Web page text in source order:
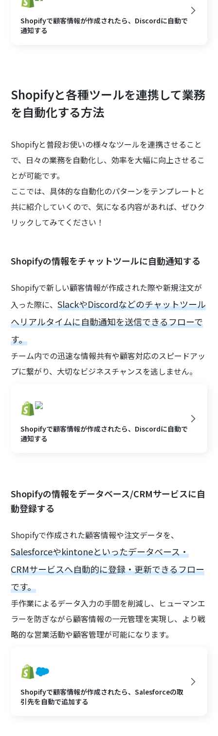
Shopifyで顧客情報が作成されたら、Discordに自動で
通知する
Shopifyと各種ツールを連携して業務
を自動化する方法
Shopifyと普段お使いの様々なツールを連携させること
で、日々の業務を自動化し、効率を大幅に向上させるこ
とが可能です。
ここでは、具体的な自動化のパターンをテンプレートと
共に紹介していくので、気になる内容があれば、ぜひク
リックしてみてください！
Shopifyの情報をチャットツールに自動通知する
Shopifyで新しい顧客情報が作成された際や新規注文が
入った際に、SlackやDiscordなどのチャットツール
へリアルタイムに自動通知を送信できるフローで
す。
チーム内での迅速な情報共有や顧客対応のスピードアッ
プに繋がり、大切なビジネスチャンスを逃しません。
Shopifyで顧客情報が作成されたら、Discordに自動で
通知する
Shopifyの情報をデータベース/CRMサービスに自
動登録する
Shopifyで作成された顧客情報や注文データを、
Salesforceやkintoneといったデータベース・
CRMサービスへ自動的に登録・更新できるフロー
です。
手作業によるデータ入力の手間を削減し、ヒューマンエ
ラーを防ぎながら顧客情報の一元管理を実現し、より戦
略的な営業活動や顧客管理が可能になります。
Shopifyで顧客情報が作成されたら、Salesforceの取
引先を自動で追加する